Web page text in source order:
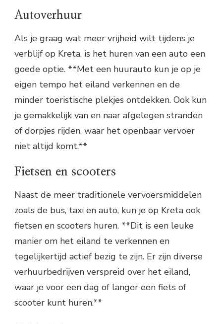
Autoverhuur
Als je graag wat meer vrijheid wilt tijdens je
verblijf op Kreta, is het huren van een auto een
goede optie. **Met een huurauto kun je op je
eigen tempo het eiland verkennen en de
minder toeristische plekjes ontdekken. Ook kun
je gemakkelijk van en naar afgelegen stranden
of dorpjes rijden, waar het openbaar vervoer
niet altijd komt.**
Fietsen en scooters
Naast de meer traditionele vervoersmiddelen
zoals de bus, taxi en auto, kun je op Kreta ook
fietsen en scooters huren. **Dit is een leuke
manier om het eiland te verkennen en
tegelijkertijd actief bezig te zijn. Er zijn diverse
verhuurbedrijven verspreid over het eiland,
waar je voor een dag of langer een fiets of
scooter kunt huren.**